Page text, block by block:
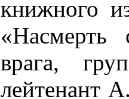
книжного
«Насмерть
врага,
лейтенант